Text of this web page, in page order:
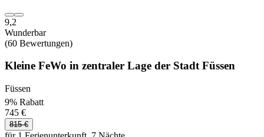
9,2
Wunderbar
(60 Bewertungen)
Kleine FeWo in zentraler Lage der Stadt Füssen
Füssen
9% Rabatt
745 €
815 €